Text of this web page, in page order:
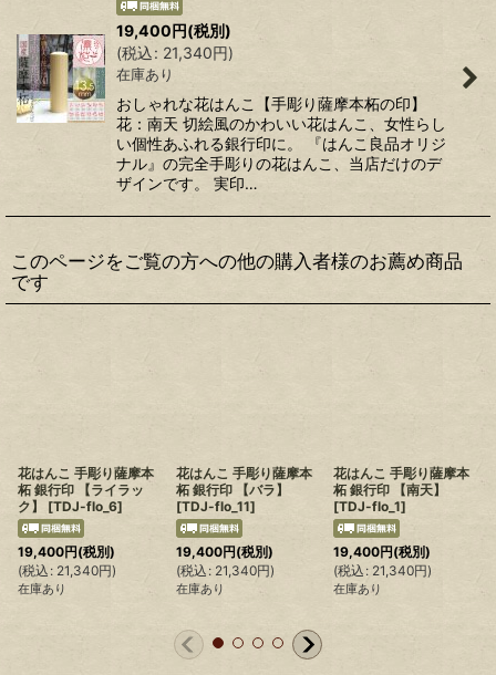
19,400円(税別)
(税込: 21,340円)
在庫あり
おしゃれな花はんこ【手彫り薩摩本柘の印】
花：南天 切絵風のかわいい花はんこ、女性らし
い個性あふれる銀行印に。 『はんこ良品オリジ
ナル』の完全手彫りの花はんこ、当店だけのデ
ザインです。 実印…
このページをご覧の方への他の購入者様のお薦め商品
です
花はんこ 手彫り薩摩本
柘 銀行印 【ライラッ
ク】
[TDJ-flo_6]
19,400円(税別)
(税込 : 21,340円)
在庫あり
花はんこ 手彫り薩摩本
柘 銀行印 【バラ】
[TDJ-flo_11]
19,400円(税別)
(税込 : 21,340円)
在庫あり
花はんこ 手彫り薩摩本
柘 銀行印 【南天】
[TDJ-flo_1]
19,400円(税別)
(税込 : 21,340円)
在庫あり